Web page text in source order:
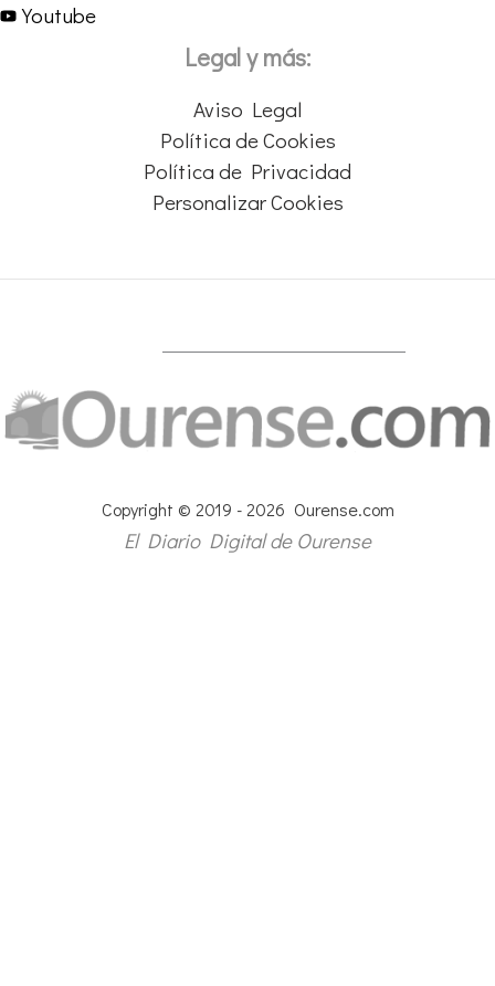
Youtube
Legal y más:
Aviso Legal
Política de Cookies
Política de Privacidad
Personalizar Cookies
Copyright © 2019 - 2026 Ourense.com
El Diario Digital de Ourense